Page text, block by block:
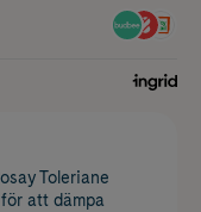
Toleriane
att dämpa